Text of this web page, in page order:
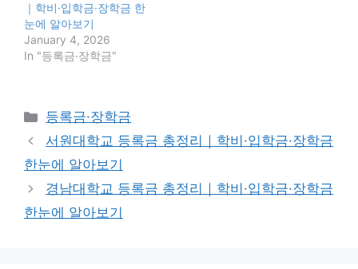
｜학비·입학금·장학금 한
눈에 알아보기
January 4, 2026
In "등록금·장학금"
Categories
등록금·장학금
서원대학교 등록금 총정리｜학비·입학금·장학금
한눈에 알아보기
경남대학교 등록금 총정리｜학비·입학금·장학금
한눈에 알아보기